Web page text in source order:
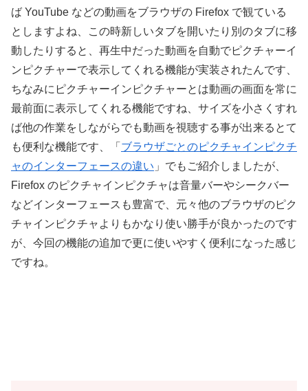
ば YouTube などの動画をブラウザの Firefox で観ている
としますよね、この時新しいタブを開いたり別のタブに移
動したりすると、再生中だった動画を自動でピクチャーイ
ンピクチャーで表示してくれる機能が実装されたんです、
ちなみにピクチャーインピクチャーとは動画の画面を常に
最前面に表示してくれる機能ですね、サイズを小さくすれ
ば他の作業をしながらでも動画を視聴する事が出来るとて
も便利な機能です、「 ブラウザごとのピクチャインピクチ
ャのインターフェースの違い 」でもご紹介しましたが、
Firefox のピクチャインピクチャは音量バーやシークバー
などインターフェースも豊富で、元々他のブラウザのピク
チャインピクチャよりもかなり使い勝手が良かったのです
が、今回の機能の追加で更に使いやすく便利になった感じ
ですね。